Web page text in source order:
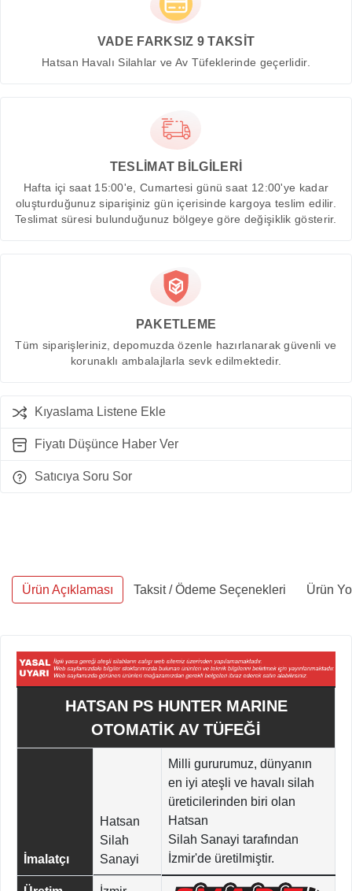
VADE FARKSIZ 9 TAKSİT
Hatsan Havalı Silahlar ve Av Tüfeklerinde geçerlidir.
TESLİMAT BİLGİLERİ
Hafta içi saat 15:00'e, Cumartesi günü saat 12:00'ye kadar
oluşturduğunuz siparişiniz gün içerisinde kargoya teslim edilir.
Teslimat süresi bulunduğunuz bölgeye göre değişiklik gösterir.
PAKETLEME
Tüm siparişleriniz, depomuzda özenle hazırlanarak güvenli ve
korunaklı ambalajlarla sevk edilmektedir.
Kıyaslama Listene Ekle
Fiyatı Düşünce Haber Ver
Satıcıya Soru Sor
Ürün Açıklaması Taksit / Ödeme Seçenekleri Ürün
HATSAN PS HUNTER MARINE
OTOMATİK AV TÜFEĞİ
İmalatçı
Hatsan
Silah
Sanayi
Milli gururumuz, dünyanın
en iyi ateşli ve havalı silah
üreticilerinden biri olan
Hatsan
Silah Sanayi tarafından
İzmir'de üretilmiştir.